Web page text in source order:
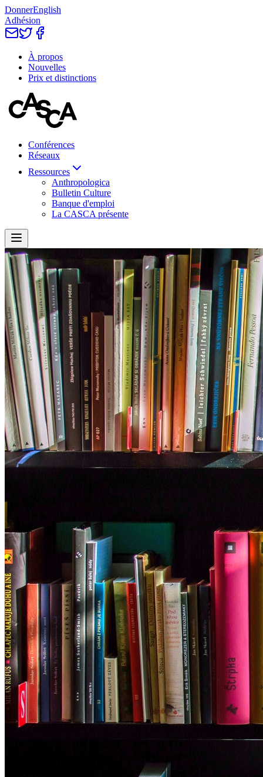
DonnerEnglish
Adhésion
À propos
Nouvelles
Prix et distinctions
Conférences
Réseaux
Ressources
Anthropologica
Bulletin Culture
Banque d'emploi
La CASCA présente